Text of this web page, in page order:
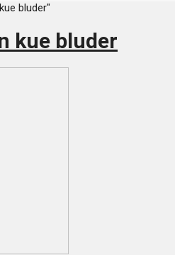
bluder"
kue bluder